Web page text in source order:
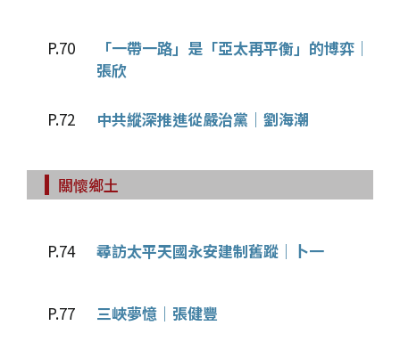
P.70
「一帶一路」是「亞太再平衡」的博弈｜
張欣
P.72 中共縱深推進從嚴治黨｜劉海潮
關懷鄉土
P.74 尋訪太平天國永安建制舊蹤｜卜一
P.77 三峽夢憶｜張健豐